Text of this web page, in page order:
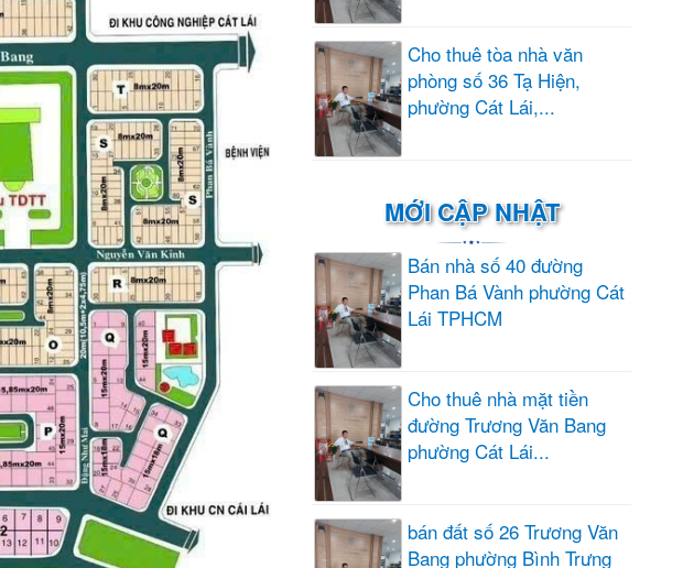
Cho thuê tòa nhà văn
phòng số 36 Tạ Hiện,
phường Cát Lái,...
MỚI CẬP NHẬT
Bán nhà số 40 đường
Phan Bá Vành phường Cát
Lái TPHCM
Cho thuê nhà mặt tiền
đường Trương Văn Bang
phường Cát Lái...
bán đất số 26 Trương Văn
Bang phường Bình Trưng